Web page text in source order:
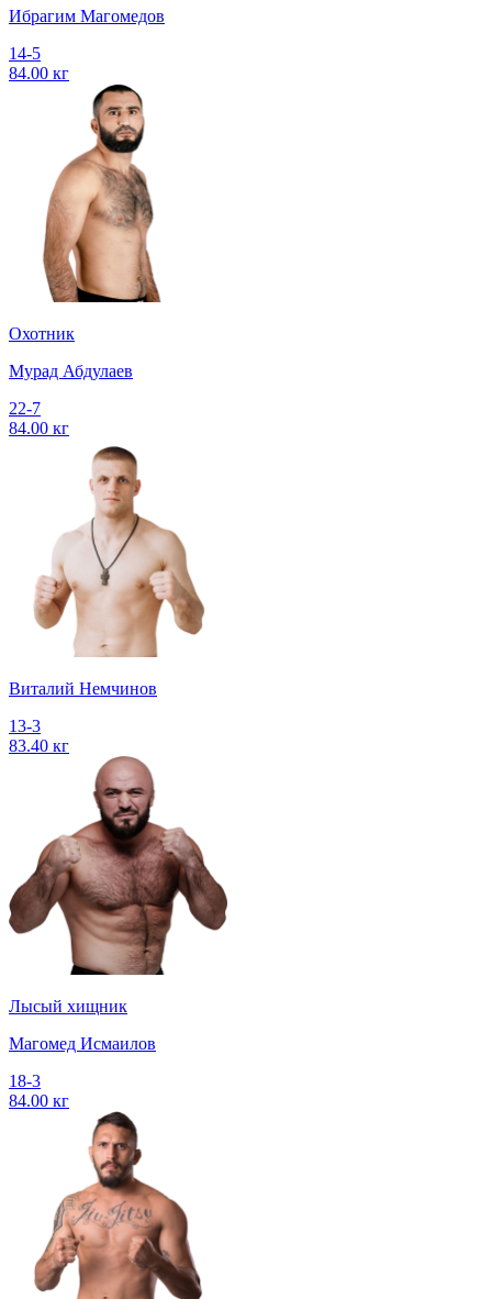
Ибрагим Магомедов
14-5
84.00 кг
Охотник
Мурад Абдулаев
22-7
84.00 кг
Виталий Немчинов
13-3
83.40 кг
Лысый хищник
Магомед Исмаилов
18-3
84.00 кг